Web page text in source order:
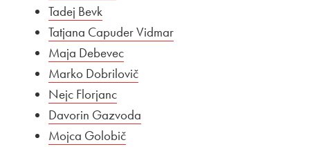
Tadej Bevk
Tatjana Capuder Vidmar
Maja Debevec
Marko Dobrilovič
Nejc Florjanc
Davorin Gazvoda
Mojca Golobič